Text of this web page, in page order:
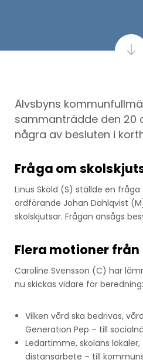
Älvsbyns
sammanträdde den 20
några av besluten i
Fråga om
Linus Sköld (S) ställde en
ordförande Johan Dahlqvist
skolskjutsar. Frågan ansågs
Flera motioner
Caroline Svensson (C) har
nu skickas vidare för beredning:
Vilken vård ska bedrivas,
Generation Pep – till
Ledartimme, skolans
distansarbete – till